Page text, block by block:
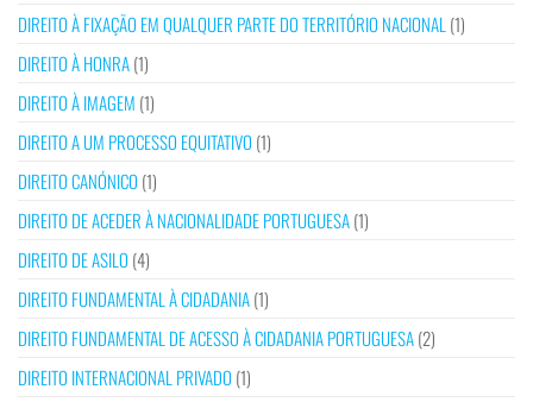
DIREITO À FIXAÇÃO EM QUALQUER PARTE DO TERRITÓRIO NACIONAL(1)
DIREITO À HONRA(1)
DIREITO À IMAGEM (1)
DIREITO A UM PROCESSO EQUITATIVO (1)
DIREITO CANÓNICO (1)
DIREITO DE ACEDER À NACIONALIDADE PORTUGUESA(1)
DIREITO DE ASILO (4)
DIREITO FUNDAMENTAL À CIDADANIA(1)
DIREITO FUNDAMENTAL DE ACESSO À CIDADANIA PORTUGUESA(2)
DIREITO INTERNACIONAL PRIVADO (1)